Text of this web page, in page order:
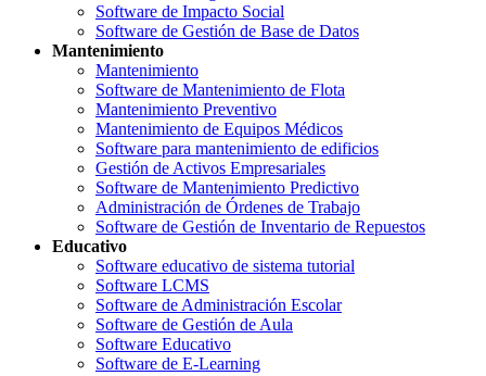
Software de Impacto Social
Software de Gestión de Base de Datos
Mantenimiento
Mantenimiento
Software de Mantenimiento de Flota
Mantenimiento Preventivo
Mantenimiento de Equipos Médicos
Software para mantenimiento de edificios
Gestión de Activos Empresariales
Software de Mantenimiento Predictivo
Administración de Órdenes de Trabajo
Software de Gestión de Inventario de Repuestos
Educativo
Software educativo de sistema tutorial
Software LCMS
Software de Administración Escolar
Software de Gestión de Aula
Software Educativo
Software de E-Learning